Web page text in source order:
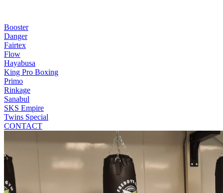
Booster
Danger
Fairtex
Flow
Hayabusa
King Pro Boxing
Primo
Rinkage
Sanabul
SKS Empire
Twins Special
CONTACT